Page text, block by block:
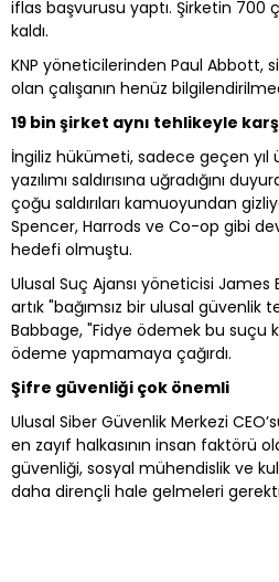
iflas başvurusu yaptı. Şirketin 700
kaldı.
KNP yöneticilerinden Paul Abbott,
olan çalışanın henüz
19 bin şirket aynı tehlikeyle
İngiliz hükümeti, sadece geçen yıl
yazılımı saldırısına uğradığını
çoğu saldırıları kamuoyundan
Spencer, Harrods ve Co-op gibi
hedefi olmuştu.
Ulusal Suç Ajansı yöneticisi James
artık "bağımsız bir ulusal güvenlik
Babbage, "Fidye ödemek bu suçu
ödeme yapmamaya çağırdı.
Şifre güvenliği çok önemli
Ulusal Siber Güvenlik Merkezi
en zayıf halkasının insan faktörü
güvenliği, sosyal mühendislik ve
daha dirençli hale gelmeleri